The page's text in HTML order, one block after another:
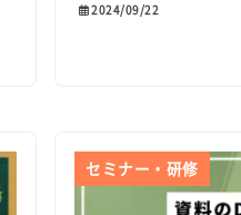
2024/09/22
セミナー・研修